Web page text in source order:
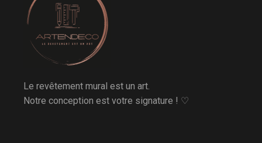
Le revêtement mural est un art.
Notre conception est votre signature ! ♡